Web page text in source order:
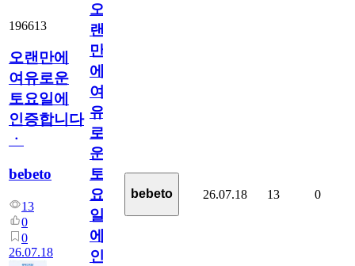
196613
오랜만에
여유로운
토요일에
인증합니다
ㆍ
bebeto
13
0
0
26.07.18
오
랜
만
에
여
유
로
운
토
요
일
에
인
bebeto 26.07.18 13 0